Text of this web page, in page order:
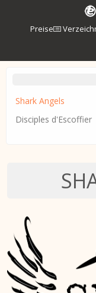
Preise
Shark Angels
Disciples d'Escoffier